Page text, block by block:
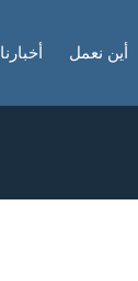
أين نعمل أخبارنا